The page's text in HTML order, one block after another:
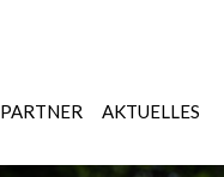
PARTNER AKTUELLES